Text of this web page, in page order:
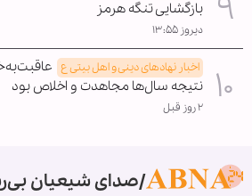
بازگشایی تنگه هرمز
دیروز ۱۳:۵۵
اخبار نهادهای دینی و اهل بیتی ع
نتیجه سال‌ها مجاهدت و اخلاص بود
۲ روز قبل
صدای شیعیان